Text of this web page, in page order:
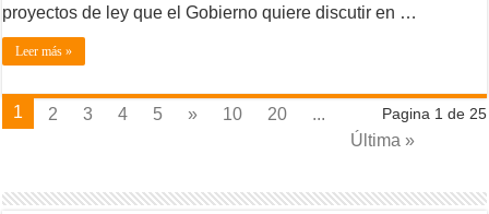
proyectos de ley que el Gobierno quiere discutir en …
Leer más »
Pagina 1 de 25
1 2 3 4 5 » 10 20
...
Última »